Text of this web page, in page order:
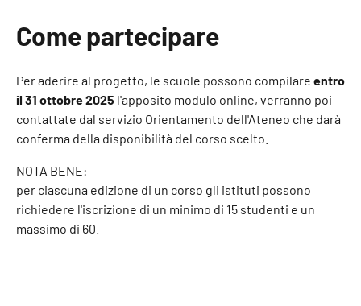
Come partecipare
Per aderire al progetto, le scuole possono compilare entro
il 31 ottobre 2025 l'apposito modulo online, verranno poi
contattate dal servizio Orientamento dell'Ateneo che darà
conferma della disponibilità del corso scelto.
NOTA BENE:
per ciascuna edizione di un corso gli istituti possono
richiedere l'iscrizione di un minimo di 15 studenti e un
massimo di 60.